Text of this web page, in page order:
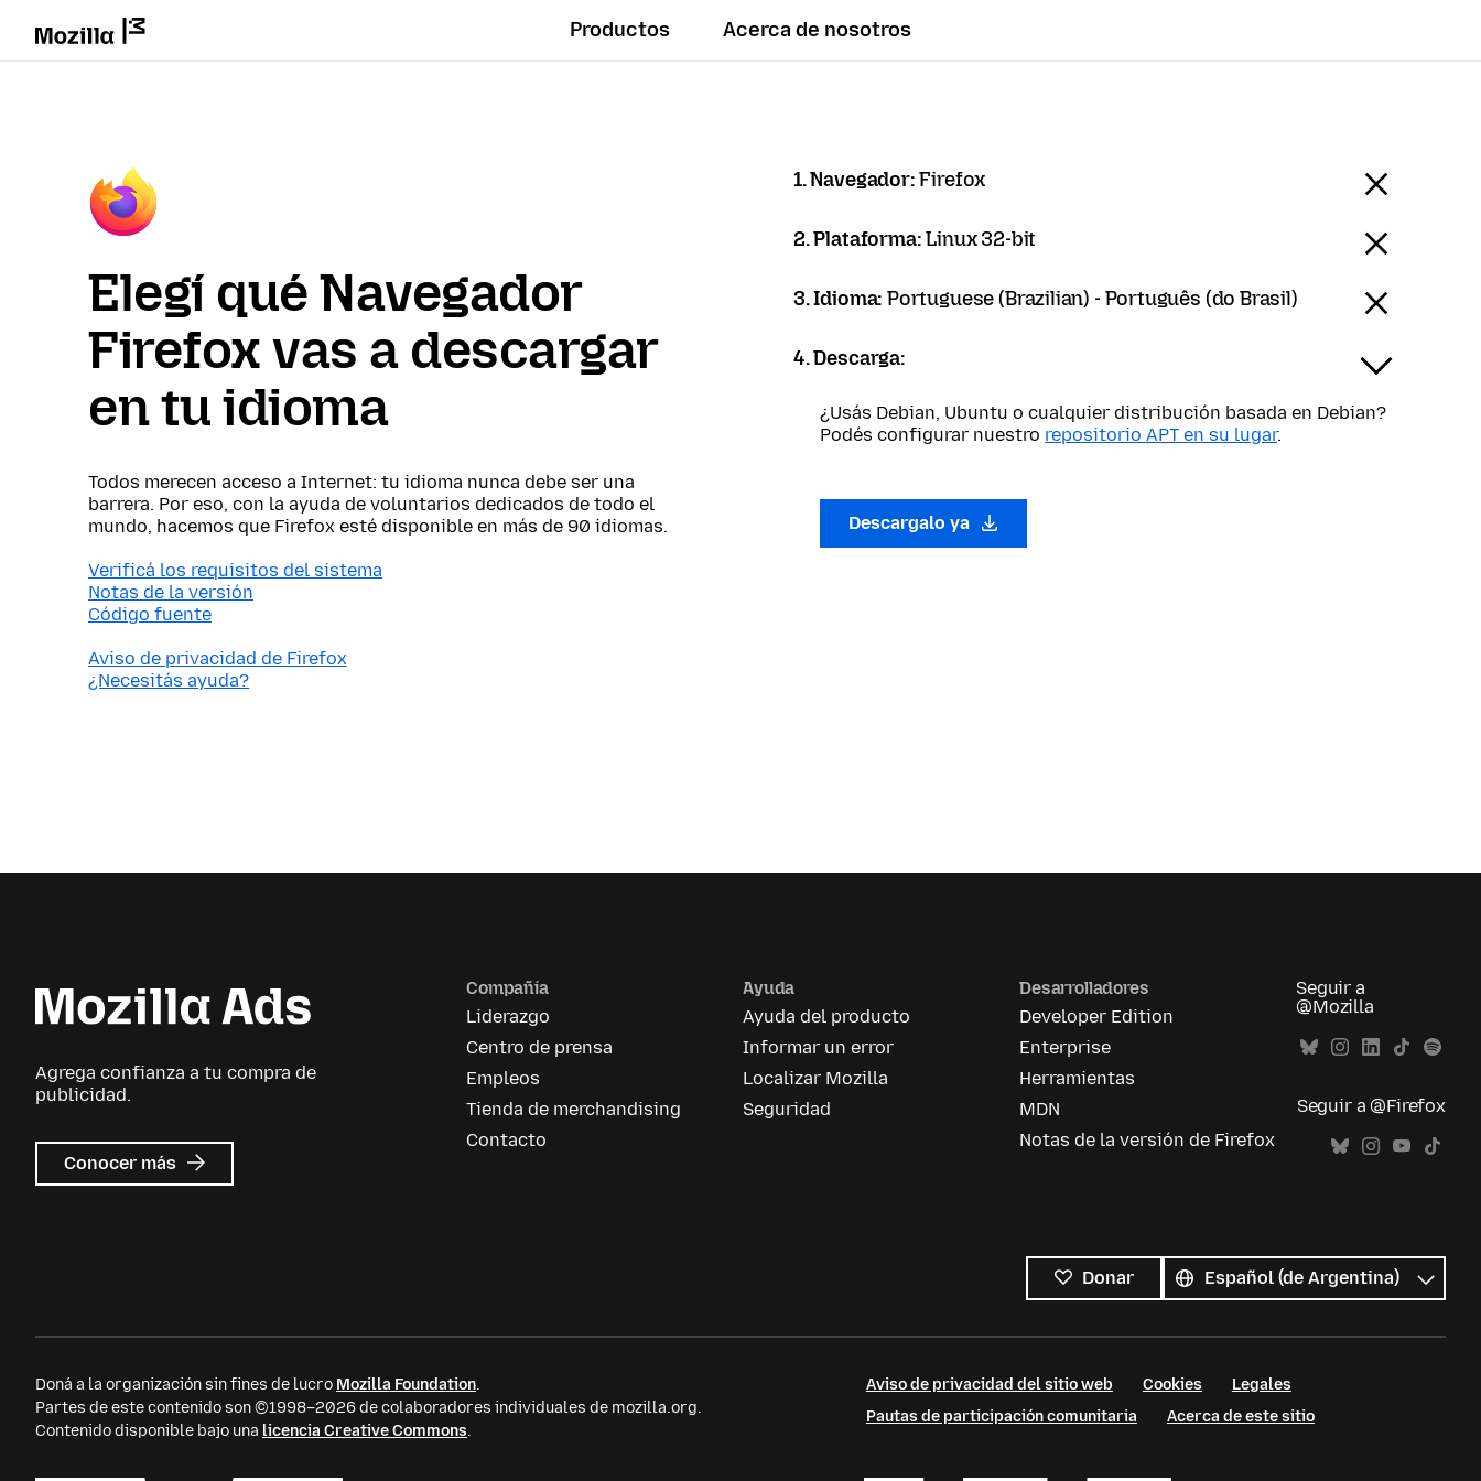
Productos Acerca de nosotros
Elegí qué Navegador
Firefox vas a descargar
en tu idioma
Todos merecen acceso a Internet: tu idioma nunca debe ser una
barrera. Por eso, con la ayuda de voluntarios dedicados de todo el
mundo, hacemos que Firefox esté disponible en más de 90 idiomas.
Verificá los requisitos del sistema
Notas de la versión
Código fuente
Aviso de privacidad de Firefox
¿Necesitás ayuda?
1. Navegador:Firefox
2. Plataforma:Linux 32-bit
3. Idioma:Portuguese (Brazilian) - Português (do Brasil)
4. Descarga:
¿Usás Debian, Ubuntu o cualquier distribución basada en Debian?
Podés configurar nuestro repositorio APT en su lugar.
Descargalo ya
Agrega confianza a tu compra de
publicidad.
Conocer más sobre
Mozilla
Compañía
Liderazgo
Centro de prensa
Empleos
Tienda de merchandising
Contacto
Ayuda
Ayuda del producto
Informar un error
Localizar Mozilla
Seguridad
Desarrolladores
Developer Edition
Enterprise
Herramientas
MDN
Notas de la versión de Firefox
Seguir a
@Mozilla
Seguir a @Firefox
Donar
los
idiomas
Idioma
Doná a la organización sin fines de lucro Mozilla Foundation.
Partes de este contenido son ©1998–2026 de colaboradores individuales de mozilla.org.
Contenido disponible bajo una licencia Creative Commons.
Aviso de privacidad del sitio web Cookies
Legales
Pautas de participación comunitaria
Acerca de este sitio